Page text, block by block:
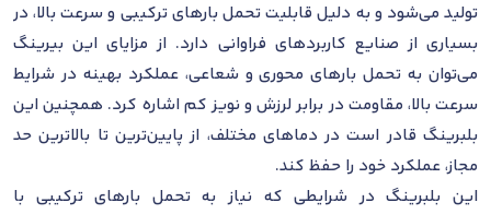
تولید می‌شود و به دلیل قابلیت تحمل بارهای ترکیبی و سرعت بالا، در
بسیاری از صنایع کاربردهای فراوانی دارد. از مزایای این بیرینگ
می‌توان به تحمل بارهای محوری و شعاعی، عملکرد بهینه در شرایط
سرعت بالا، مقاومت در برابر لرزش و نویز کم اشاره کرد. همچنین این
بلبرینگ قادر است در دماهای مختلف، از پایین‌ترین تا بالاترین حد
مجاز، عملکرد خود را حفظ کند.
این بلبرینگ در شرایطی که نیاز به تحمل بارهای ترکیبی با